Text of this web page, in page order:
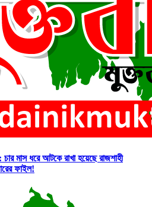
চার মাস ধরে আটকে রাখা হয়েছে রাজশাহী
ফাইল!